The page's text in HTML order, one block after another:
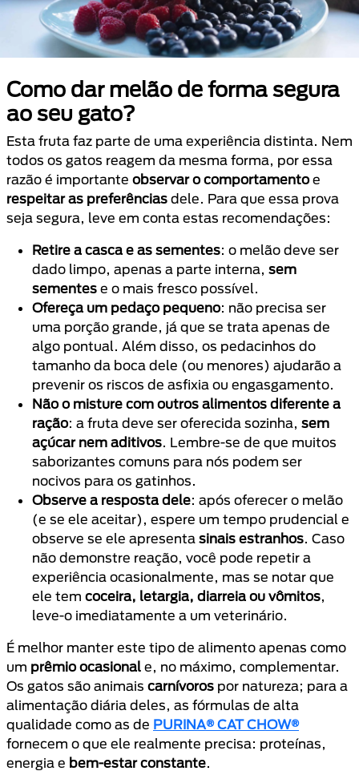
Como dar melão de forma segura
ao seu gato?
Esta fruta faz parte de uma experiência distinta. Nem
todos os gatos reagem da mesma forma, por essa
razão é importante observar o comportamentoe
respeitar as preferências dele. Para que essa prova
seja segura, leve em conta estas recomendações:
Retire a casca e as sementes: o melão deve ser
dado limpo, apenas a parte interna, sem
sementes e o mais fresco possível.
Ofereça um pedaço pequeno: não precisa ser
uma porção grande, já que se trata apenas de
algo pontual. Além disso, os pedacinhos do
tamanho da boca dele (ou menores) ajudarão a
prevenir os riscos de asfixia ou engasgamento.
Não o misture com outros alimentos diferente a
ração: a fruta deve ser oferecida sozinha, sem
açúcar nem aditivos. Lembre-se de que muitos
saborizantes comuns para nós podem ser
nocivos para os gatinhos.
Observe a resposta dele: após oferecer o melão
(e se ele aceitar), espere um tempo prudencial e
observe se ele apresenta sinais estranhos. Caso
não demonstre reação, você pode repetir a
experiência ocasionalmente, mas se notar que
ele tem coceira, letargia, diarreia ou vômitos,
leve-o imediatamente a um veterinário.
É melhor manter este tipo de alimento apenas como
um prêmio ocasional e, no máximo, complementar.
Os gatos são animais carnívoros por natureza; para a
alimentação diária deles, as fórmulas de alta
qualidade como as de PURINA® CAT CHOW®
fornecem o que ele realmente precisa: proteínas,
energia e bem-estar constante.